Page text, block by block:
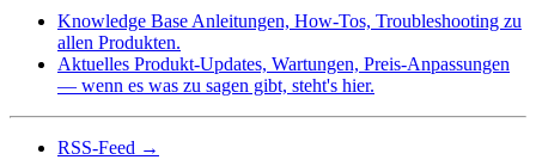
Knowledge Base Anleitungen, How-Tos, Troubleshooting zu
allen Produkten.
Aktuelles Produkt-Updates, Wartungen, Preis-Anpassungen
— wenn es was zu sagen gibt, steht's hier.
RSS-Feed →